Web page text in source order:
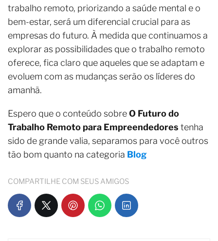
trabalho remoto, priorizando a saúde mental e o
bem-estar, será um diferencial crucial para as
empresas do futuro. À medida que continuamos a
explorar as possibilidades que o trabalho remoto
oferece, fica claro que aqueles que se adaptam e
evoluem com as mudanças serão os líderes do
amanhã.
Espero que o conteúdo sobreO Futuro do
Trabalho Remoto para Empreendedores tenha
sido de grande valia, separamos para você outros
tão bom quanto na categoria Blog
COMPARTILHE COM SEUS AMIGOS